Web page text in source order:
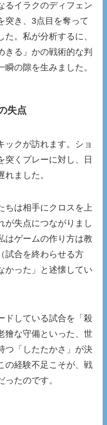
るイラクのディフェン
突き、3点目を奪って
。私が分析するに、
きる」かの戦術的な判
の隙を生みました。
失点
ックが訪れます。ショ
突くプレーに対し、日
ました。
ちは相手にクロスを上
が失点につながりまし
はゲームの作り方は教
試合を終わらせる方
かった」と述懐してい
ドしている試合を「殺
獪な守備といった、世
つ「したたかさ」が決
の経験不足こそが、戦
たのです。